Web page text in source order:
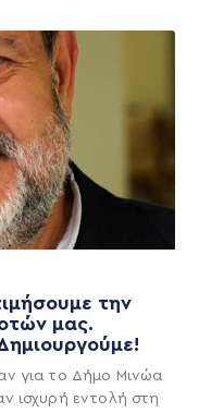
την
μας.
για το Δήμο Μινώα
ισχυρή εντολή στη